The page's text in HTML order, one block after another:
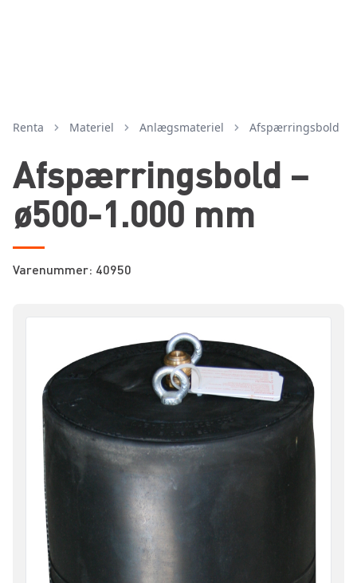
Renta Materiel anlægsmateriel afspærringsbold
Afspærringsbold –
ø500-1.000 mm
Varenummer: 40950